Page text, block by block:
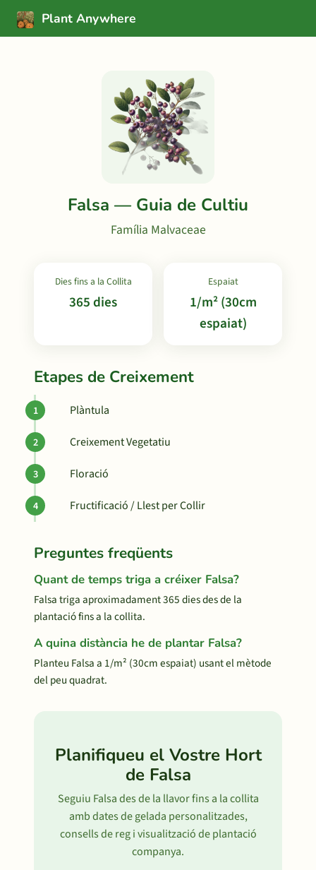
Plant Anywhere
Falsa — Guia de Cultiu
Família Malvaceae
Dies fins a la Collita
365 dies
Espaiat
1/m² (30cm
espaiat)
Etapes de Creixement
Plàntula
Creixement Vegetatiu
Floració
Fructificació / Llest per Collir
Preguntes freqüents
Quant de temps triga a créixer Falsa?
Falsa triga aproximadament 365 dies des de la
plantació fins a la collita.
A quina distància he de plantar Falsa?
Planteu Falsa a 1/m² (30cm espaiat) usant el mètode
del peu quadrat.
Planifiqueu el Vostre Hort
de Falsa
Seguiu Falsa des de la llavor fins a la collita
amb dates de gelada personalitzades,
consells de reg i visualització de plantació
companya.